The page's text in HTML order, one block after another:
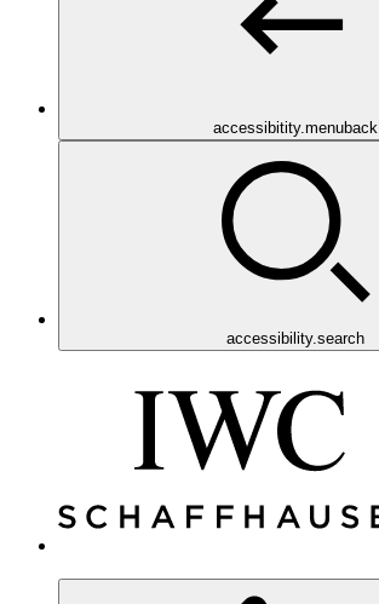
accessibitity.menuback
accessibility.search